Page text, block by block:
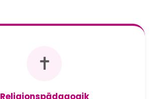
✝️
Religionspädagogik